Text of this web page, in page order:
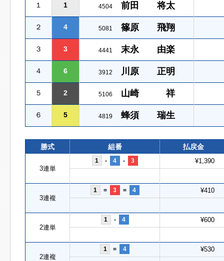
１ 1 4504 前田 将太
２ 4 5081 篠原 飛翔
３ 3 4441 末永 由楽
４ 6 3912 川原 正明
５ 2 5106 山崎 祥
６ 5 4819 蜂須 瑞生
勝式 組番 払戻金
3連単
1 - 4 - 3 ¥1,390
3連複
1 = 3 = 4 ¥410
2連単
1 - 4 ¥600
2連複
1 = 4 ¥530